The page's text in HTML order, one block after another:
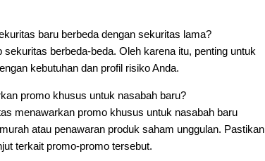
baru berbeda dengan sekuritas lama?
berbeda-beda. Oleh karena itu, penting untuk
kebutuhan dan profil risiko Anda.
promo khusus untuk nasabah baru?
menawarkan promo khusus untuk nasabah baru
atau penawaran produk saham unggulan. Pastikan
terkait promo-promo tersebut.